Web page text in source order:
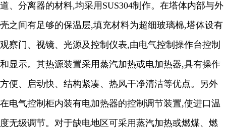
道、分离器的材料,均采用 SUS304制作。在塔体内部与外
壳之间有足够的保温层,填充材料为超细玻璃棉,塔体设有
观察门、视镜、光源及控制仪表,由电气控制操作台控制
和显示。其热源装置采用蒸汽加热或电加热器,具有操作
方便、启动快、结构紧凑、热风干净清洁等优点。另外
在电气控制柜内装有电加热器的控制调节装置,使进口温
度无级调节。对于缺电地区可采用蒸汽加热或燃煤、燃